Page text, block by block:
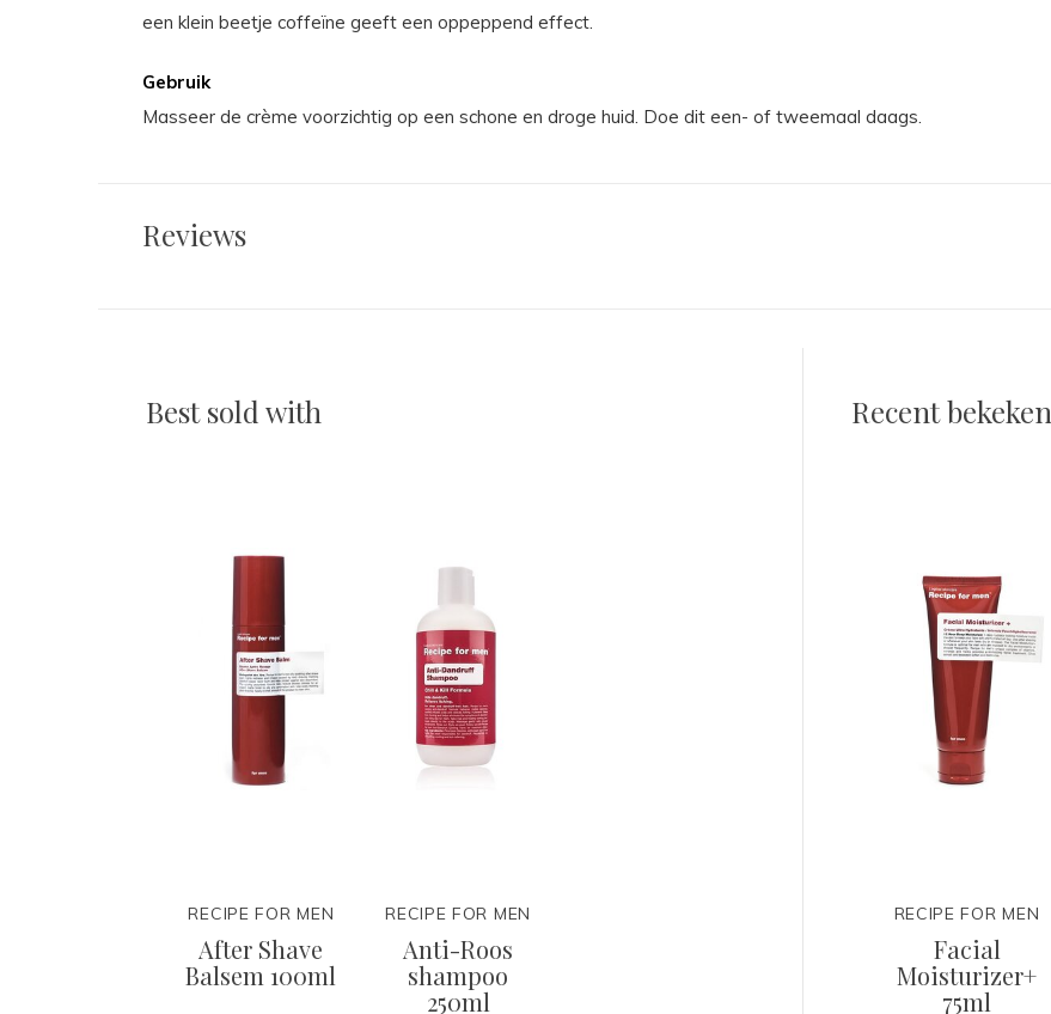
een klein beetje coffeïne geeft een oppeppend effect.
Gebruik
Masseer de crème voorzichtig op een schone en droge huid. Doe dit een- of tweemaal daags.
Reviews
Best sold with
RECIPE FOR MEN
After Shave
Balsem 100ml
RECIPE FOR MEN
Anti-Roos
shampoo
250ml
Recent bekeken
RECIPE FOR MEN
Facial
Moisturizer+
75ml